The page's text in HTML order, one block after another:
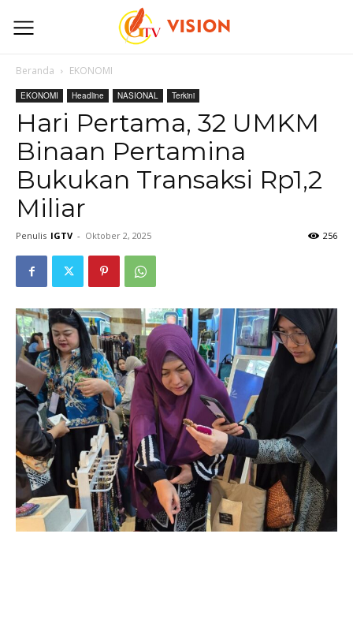
Beranda EKONOMI
EKONOMI Headline NASIONAL Terkini
Hari Pertama, 32 UMKM
Binaan Pertamina
Bukukan Transaksi Rp1,2
Miliar
Penulis IGTV - Oktober 2, 2025 256